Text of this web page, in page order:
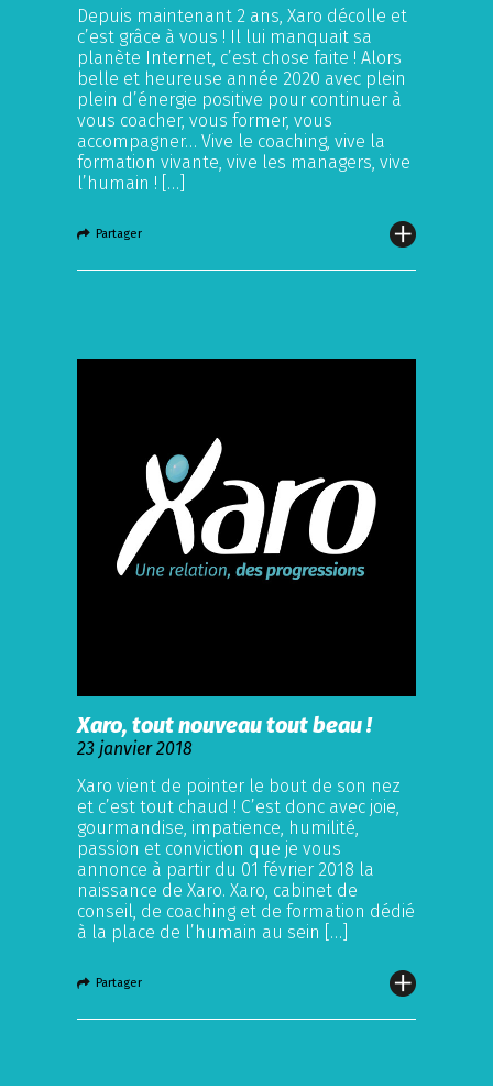
Depuis maintenant 2 ans, Xaro décolle et
c’est grâce à vous ! Il lui manquait sa
planète Internet, c’est chose faite ! Alors
belle et heureuse année 2020 avec plein
plein d’énergie positive pour continuer à
vous coacher, vous former, vous
accompagner… Vive le coaching, vive la
formation vivante, vive les managers, vive
l’humain ! […]
Partager
Xaro, tout nouveau tout beau !
23 janvier 2018
Xaro vient de pointer le bout de son nez
et c’est tout chaud ! C’est donc avec joie,
gourmandise, impatience, humilité,
passion et conviction que je vous
annonce à partir du 01 février 2018 la
naissance de Xaro. Xaro, cabinet de
conseil, de coaching et de formation dédié
à la place de l’humain au sein […]
Partager